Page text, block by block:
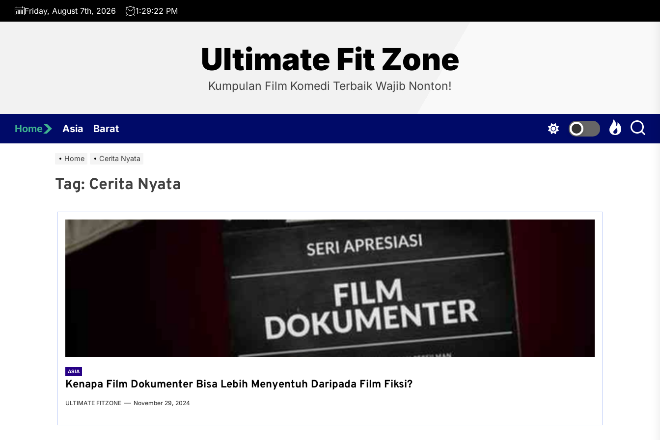
Skip
Friday, August 7th, 2026 1:29:22 PM
Ultimate Fit Zone
Kumpulan Film Komedi Terbaik Wajib Nonton!
Home Asia Barat
Home Cerita Nyata
Tag: Cerita Nyata
ASIA
Kenapa Film Dokumenter Bisa Lebih Menyentuh Daripada Film Fiksi?
ULTIMATE FITZONE November 29, 2024